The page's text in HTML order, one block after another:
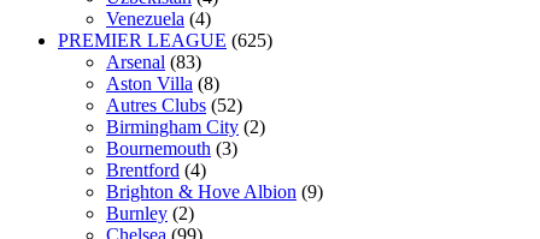
Venezuela (4)
PREMIER LEAGUE (625)
Arsenal (83)
Aston Villa (8)
Autres Clubs (52)
Birmingham City (2)
Bournemouth (3)
Brentford (4)
Brighton & Hove Albion (9)
Burnley (2)
Chelsea (99)